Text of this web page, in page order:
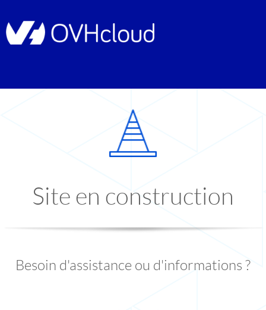
Site en construction
Besoin d'assistance ou d'informations ?